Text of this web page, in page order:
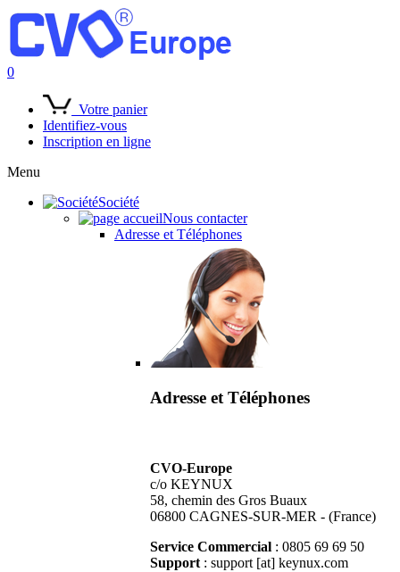
0
Votre panier
Identifiez-vous
Inscription en ligne
Menu
Société
Nous contacter
Adresse et Téléphones
Adresse et Téléphones
CVO-Europe
c/o KEYNUX
58, chemin des Gros Buaux
06800 CAGNES-SUR-MER - (France)
Service Commercial : 0805 69 69 50
Support : support [at] keynux.com